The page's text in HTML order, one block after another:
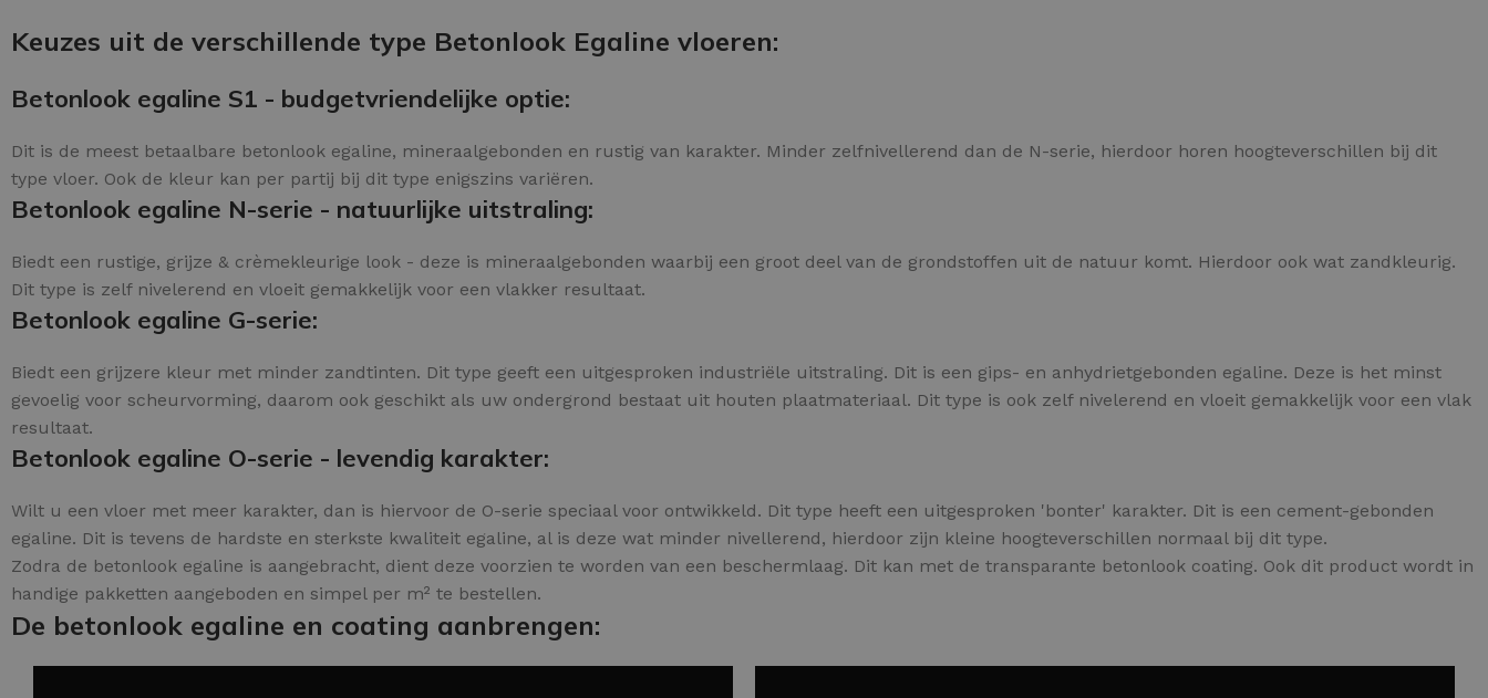
Keuzes uit de verschillende type Betonlook Egaline vloeren:
Betonlook egaline S1 - budgetvriendelijke optie:
Dit is de meest betaalbare betonlook egaline, mineraalgebonden en rustig van karakter. Minder zelfnivellerend dan de N-serie, hierdoor horen hoogteverschillen bij dit
type vloer. Ook de kleur kan per partij bij dit type enigszins variëren.
Betonlook egaline N-serie - natuurlijke uitstraling:
Biedt een rustige, grijze & crèmekleurige look - deze is mineraalgebonden waarbij een groot deel van de grondstoffen uit de natuur komt. Hierdoor ook wat zandkleurig.
Dit type is zelf nivelerend en vloeit gemakkelijk voor een vlakker resultaat.
Betonlook egaline G-serie:
Biedt een grijzere kleur met minder zandtinten. Dit type geeft een uitgesproken industriële uitstraling. Dit is een gips- en anhydrietgebonden egaline. Deze is het minst
gevoelig voor scheurvorming, daarom ook geschikt als uw ondergrond bestaat uit houten plaatmateriaal. Dit type is ook zelf nivelerend en vloeit gemakkelijk voor een vlak
resultaat.
Betonlook egaline O-serie - levendig karakter:
Wilt u een vloer met meer karakter, dan is hiervoor de O-serie speciaal voor ontwikkeld. Dit type heeft een uitgesproken 'bonter' karakter. Dit is een cement-gebonden
egaline. Dit is tevens de hardste en sterkste kwaliteit egaline, al is deze wat minder nivellerend, hierdoor zijn kleine hoogteverschillen normaal bij dit type.
Zodra de betonlook egaline is aangebracht, dient deze voorzien te worden van een beschermlaag. Dit kan met de transparante betonlook coating. Ook dit product wordt in
handige pakketten aangeboden en simpel per m² te bestellen.
De betonlook egaline en coating aanbrengen: